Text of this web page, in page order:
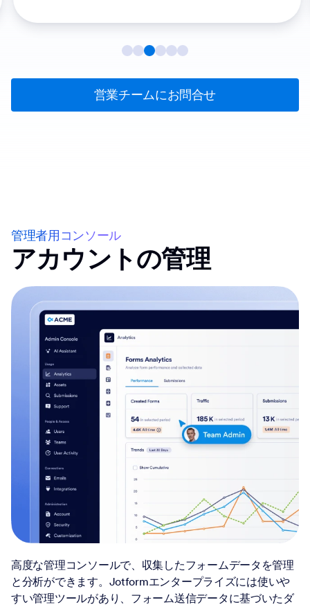
営業チームにお問合せ
管理者用コンソール
アカウントの管理
高度な管理コンソールで、収集したフォームデータを管理
と分析ができます。Jotformエンタープライズには使いや
すい管理ツールがあり、フォーム送信データに基づいたダ